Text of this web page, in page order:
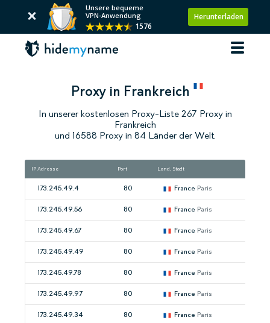
Unsere bequeme
VPN-Anwendung
1576
Herunterladen
Proxy in Frankreich
In unserer kostenlosen Proxy-Liste 267 Proxy in
Frankreich
und 16588 Proxy in 84 Länder der Welt.
IP Adresse Port Land, Stadt
173.245.49.4 80 France Paris
173.245.49.56 80 France Paris
173.245.49.67 80 France Paris
173.245.49.49 80 France Paris
173.245.49.78 80 France Paris
173.245.49.97 80 France Paris
173.245.49.34 80 France Paris